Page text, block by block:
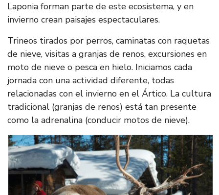
Laponia forman parte de este ecosistema, y en
invierno crean paisajes espectaculares.
Trineos tirados por perros, caminatas con raquetas
de nieve, visitas a granjas de renos, excursiones en
moto de nieve o pesca en hielo. Iniciamos cada
jornada con una actividad diferente, todas
relacionadas con el invierno en el Ártico. La cultura
tradicional (granjas de renos) está tan presente
como la adrenalina (conducir motos de nieve).